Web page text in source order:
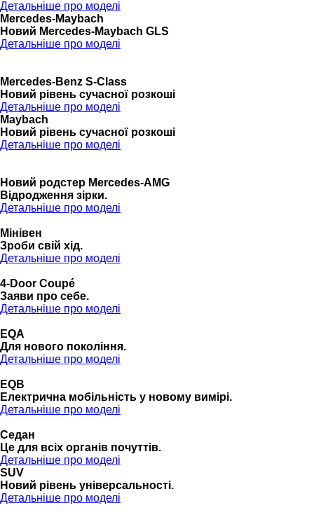
Детальніше про моделі
Mercedes-Maybach
Новий Mercedes-Maybach GLS
Детальніше про моделі
Mercedes-Benz S-Class
Новий рівень сучасної розкоші
Детальніше про моделі
Maybach
Новий рівень сучасної розкоші
Детальніше про моделі
Новий родстер Mercedes-AMG
Відродження зірки.
Детальніше про моделі
Мінівен
Зроби свій хід.
Детальніше про моделі
4-Door Coupé
Заяви про себе.
Детальніше про моделі
EQA
Для нового покоління.
Детальніше про моделі
EQB
Електрична мобільність у новому вимірі.
Детальніше про моделі
Седан
Це для всіх органів почуттів.
Детальніше про моделі
SUV
Новий рівень універсальності.
Детальніше про моделі